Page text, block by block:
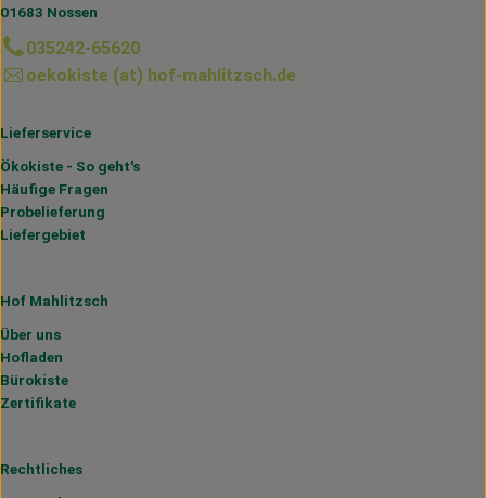
01683 Nossen
035242-65620
oekokiste (at) hof-mahlitzsch.de
Lieferservice
Ökokiste - So geht's
Häufige Fragen
Probelieferung
Liefergebiet
Hof Mahlitzsch
Über uns
Hofladen
Bürokiste
Zertifikate
Rechtliches